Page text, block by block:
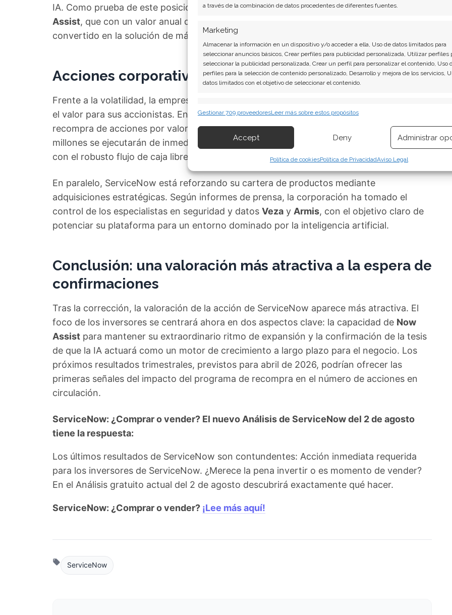
a través de la combinación de datos procedentes de diferentes fuentes.
Marketing
Almacenar la información en un dispositivo y/o acceder a ella, Uso de datos limitados para
seleccionar anuncios básicos, Crear perfiles para publicidad personalizada, Utilizar perfiles
seleccionar la publicidad personalizada, Crear un perfil para personalizar el contenido, Uso
perfiles para la selección de contenido personalizado, Desarrollo y mejora de los servicios,
datos limitados con el objetivo de seleccionar el contenido.
información transmitida de forma automática.
Garantizar la seguridad, evitar y detectar fraudes, y eliminar
fallos, Ofrecer y presentar publicidad y contenido, Guardar y
comunicar las preferencias de privacidad.
Gestionar 709 proveedoresLeer más sobre estos propósitos
Accept Deny Administrar
Política de cookiesPolítica de PrivacidadAviso Legal
IA. Como prueba de este posicionamiento, destacó el producto de IA generativaNow
Assist, que con un valor anual de contrato superior a los 600 millones de dólares se ha
convertido en la solución de más rápido crecimiento en la historia de la empresa.
Acciones corporativas: recompras y adquisiciones
Frente a la volatilidad, la empresa ha respondido con medidas concretas para apuntalar
el valor para sus accionistas. En enero, su junta directiva autorizó un nuevo programa de
recompra de acciones por valor de 5.000 millones de dólares. De esta cantidad, 2.000
millones se ejecutarán de inmediato mediante un plan de recompra acelerada, financiado
con el robusto flujo de caja libre generado.
En paralelo, ServiceNow está reforzando su cartera de productos mediante
adquisiciones estratégicas. Según informes de prensa, la corporación ha tomado el
control de los especialistas en seguridad y datos Veza y Armis, con el objetivo claro de
potenciar su plataforma para un entorno dominado por la inteligencia artificial.
Conclusión: una valoración más atractiva a la espera de
confirmaciones
Tras la corrección, la valoración de la acción de ServiceNow aparece más atractiva. El
foco de los inversores se centrará ahora en dos aspectos clave: la capacidad de Now
Assist para mantener su extraordinario ritmo de expansión y la confirmación de la tesis
de que la IA actuará como un motor de crecimiento a largo plazo para el negocio. Los
próximos resultados trimestrales, previstos para abril de 2026, podrían ofrecer las
primeras señales del impacto del programa de recompra en el número de acciones en
circulación.
ServiceNow: ¿Comprar o vender? El nuevo Análisis de ServiceNow del 2 de agosto
tiene la respuesta:
Los últimos resultados de ServiceNow son contundentes: Acción inmediata requerida
para los inversores de ServiceNow. ¿Merece la pena invertir o es momento de vender?
En el Análisis gratuito actual del 2 de agosto descubrirá exactamente qué hacer.
ServiceNow: ¿Comprar o vender? ¡Lee más aquí!
ServiceNow